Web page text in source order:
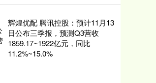
辉煌优配 腾讯控股：预计11月13
日公布三季报，预测Q3营收
1859.17~1922亿元，同比
11.2%~15.0%